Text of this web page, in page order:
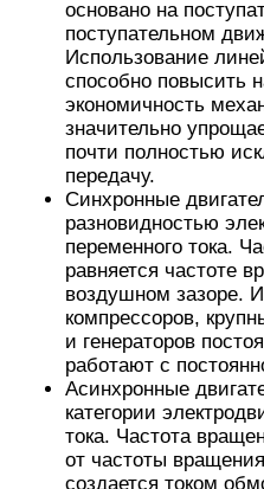
основано на
поступательном
Использование
способно повысить
экономичность
значительно
почти полностью
передачу.
Синхронные
разновидностью
переменного тока.
равняется частоте
воздушном зазоре.
компрессоров,
и генераторов
работают с
Асинхронные
категории
тока. Частота
от частоты
создается током